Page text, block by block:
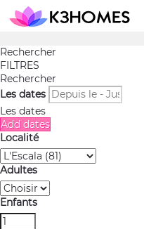
Rechercher
FILTRES
Rechercher
Les dates
Les dates
Add dates
Localité
Adultes
Enfants